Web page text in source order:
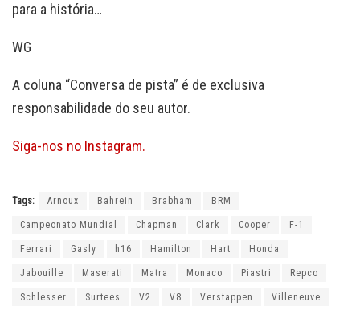
para a história…
WG
A coluna “Conversa de pista” é de exclusiva
responsabilidade do seu autor.
Siga-nos no Instagram.
Tags: Arnoux Bahrein Brabham BRM
Campeonato Mundial Chapman Clark Cooper F-1
Ferrari Gasly h16 Hamilton Hart Honda
Jabouille Maserati Matra Monaco Piastri Repco
Schlesser Surtees V2 V8 Verstappen Villeneuve